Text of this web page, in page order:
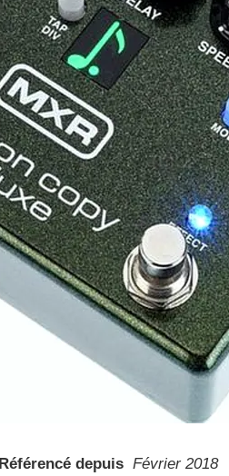
Référencé depuis Février 2018